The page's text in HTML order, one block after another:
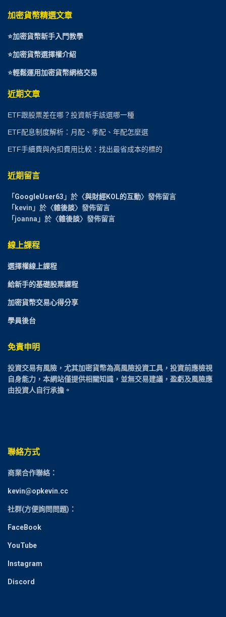
加密貨幣精選文章
⭐加密貨幣新手入門教學
⭐加密貨幣選擇權介紹
⭐輕鬆運用加密貨幣網格交易
近期文章
ETF跟股票差在哪？投資新手該選哪一種
ETF配息制度解析：月配、季配、年配怎麼選
ETF手續費與內扣費用比較：找出最省成本的標的
近期留言
「 GoogleUser63 」於〈與財經KOL的互動〉發佈留言
「 kevin 」於〈雜後談〉發佈留言
「 joanna 」於〈雜後談〉發佈留言
線上課程
選擇權線上課程
給新手的基礎股票課程
加密貨幣交易心得分享
學員後台
免責申明
投資交易有風險，尤其加密貨幣為高風險投資工具，投資前應檢視
自身能力，本網站僅提供相關知識，並無交易建議，盈虧及風險應
由投資人自行承擔。
聯絡方式
商業合作聯絡：
kevin@opkevin.cc
社群(方便詢問問題)：
FaceBook
YouTube
Instagram
Discord